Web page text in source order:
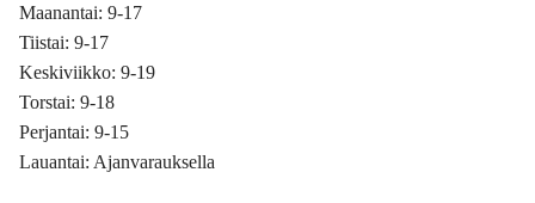
Maanantai: 9-17
Tiistai: 9-17
Keskiviikko: 9-19
Torstai: 9-18
Perjantai: 9-15
Lauantai: Ajanvarauksella